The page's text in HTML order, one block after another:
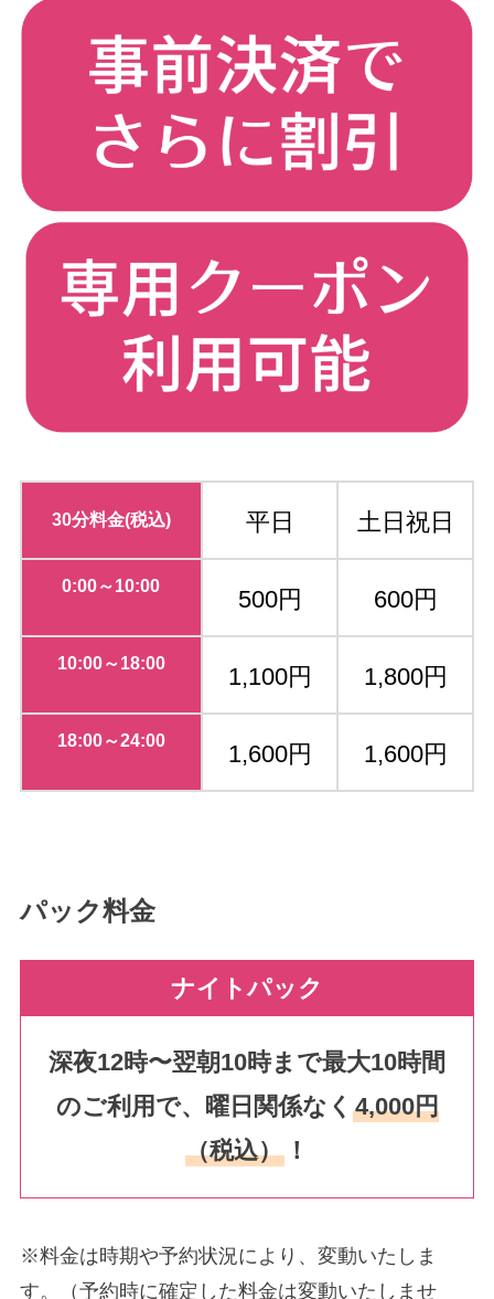
30分料金(税込)
0:00～10:00
10:00～18:00
18:00～24:00
平日
500円
1,100円
1,600円
土日祝日
600円
1,800円
1,600円
パック料金
ナイトパック
深夜12時〜翌朝10時まで最大10時間
のご利用で、曜日関係なく 4,000円
（税込） ！
※料金は時期や予約状況により、変動いたしま
す。（予約時に確定した料金は変動いたしませ